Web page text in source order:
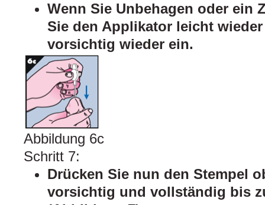
Wenn Sie Unbehagen oder ein
Sie den Applikator leicht
vorsichtig wieder ein.
Abbildung 6c
Schritt 7:
Drücken Sie nun den Stempel
vorsichtig und vollständig bis